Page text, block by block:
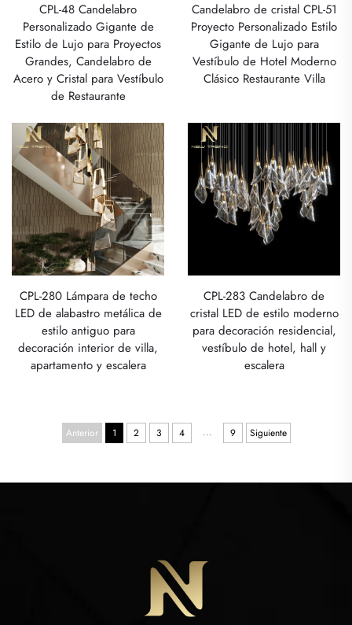
CPL-48 Candelabro
Personalizado Gigante de
Estilo de Lujo para Proyectos
Grandes, Candelabro de
Acero y Cristal para Vestíbulo
de Restaurante
Candelabro de cristal CPL-51
Proyecto Personalizado Estilo
Gigante de Lujo para
Vestíbulo de Hotel Moderno
Clásico Restaurante Villa
CPL-280 Lámpara de techo
LED de alabastro metálica de
estilo antiguo para
decoración interior de villa,
apartamento y escalera
CPL-283 Candelabro de
cristal LED de estilo moderno
para decoración residencial,
vestíbulo de hotel, hall y
escalera
Anterior 1 2 3 4 ... 9 Siguiente